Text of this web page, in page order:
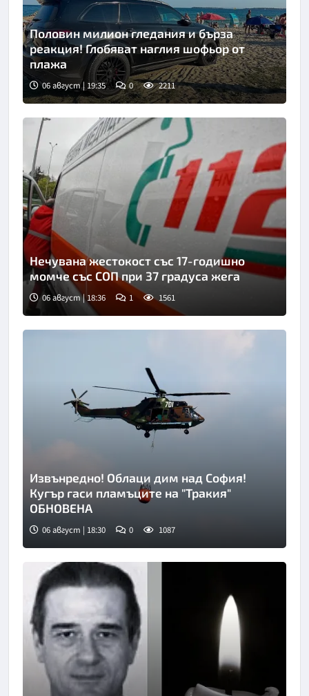
Половин милион гледания и бърза
реакция! Глобяват наглия шофьор от
плажа
06 август | 19:35 0 2211
Нечувана жестокост със 17-годишно
момче със СОП при 37 градуса жега
06 август | 18:36 1 1561
Снимка: БТА
Извънредно! Облаци дим над София!
Кугър гаси пламъците на "Тракия"
ОБНОВЕНА
06 август | 18:30 0 1087